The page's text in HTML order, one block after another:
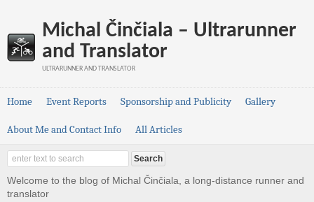
Michal Činčiala – Ultrarunner
and Translator
ULTRARUNNER AND TRANSLATOR
Home Event Reports Sponsorship and Publicity Gallery
About Me and Contact Info All Articles
Welcome to the blog of Michal Činčiala, a long-distance runner and
translator